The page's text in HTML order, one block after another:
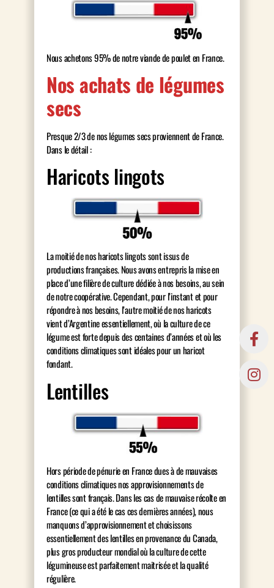
Nous achetons 95% de notre viande de poulet en France.
Nos achats de légumes
secs
Presque 2/3 de nos légumes secs proviennent de France.
Dans le détail :
Haricots lingots
La moitié de nos haricots lingots sont issus de
productions françaises. Nous avons entrepris la mise en
place d’une filière de culture dédiée à nos besoins, au sein
de notre coopérative. Cependant, pour l’instant et pour
répondre à nos besoins, l’autre moitié de nos haricots
vient d’Argentine essentiellement, où la culture de ce
légume est forte depuis des centaines d’années et où les
conditions climatiques sont idéales pour un haricot
fondant.
Lentilles
Hors période de pénurie en France dues à de mauvaises
conditions climatiques nos approvisionnements de
lentilles sont français. Dans les cas de mauvaise récolte en
France (ce qui a été le cas ces dernières années), nous
manquons d’approvisionnement et choisissons
essentiellement des lentilles en provenance du Canada,
plus gros producteur mondial où la culture de cette
légumineuse est parfaitement maitrisée et la qualité
régulière.